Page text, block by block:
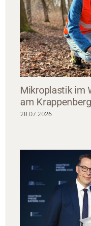
Mikroplastik im
am Krappenberg
28.07.2026